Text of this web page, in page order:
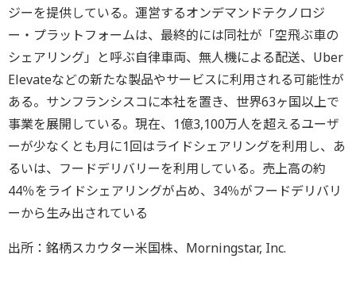
ジーを提供している。運営するオンデマンドテクノロジ
ー・プラットフォームは、最終的には同社が「空飛ぶ車の
シェアリング」と呼ぶ自律車両、無人機による配送、Uber
Elevateなどの新たな製品やサービスに利用される可能性が
ある。サンフランシスコに本社を置き、世界63ヶ国以上で
事業を展開している。現在、1億3,100万人を超えるユーザ
ーが少なくとも月に1回はライドシェアリングを利用し、あ
るいは、フードデリバリーを利用している。売上高の約
44％をライドシェアリングが占め、34％がフードデリバリ
ーから生み出されている
出所：銘柄スカウター米国株、Morningstar, Inc.